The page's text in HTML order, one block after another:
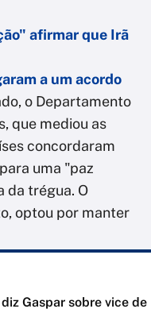
afirmar que Irã
a um acordo
o Departamento
que mediou as
concordaram
uma "paz
da trégua. O
optou por manter
Gaspar sobre vice de